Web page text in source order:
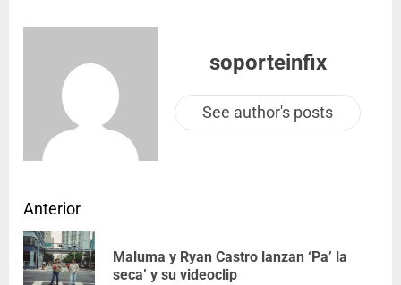
soporteinfix
See author's posts
Anterior
Maluma y Ryan Castro lanzan ‘Pa’ la
seca’ y su videoclip